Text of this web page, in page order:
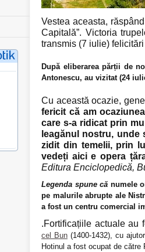
Vestea aceasta,
Capitală”. Victoria
transmis (7 iulie)
După eliberarea părții de
Antonescu, au vizitat (24
Cu această ocazie,
fericit că am
care s-a ridicat prin
leagănul nostru,
zidit din temelii, prin
vedeți aici e opera
Editura Enciclopedică,
Legenda spune că numele
pe malurile abrupte ale
a fost un centru comercial
.Fortificațiile actuale au
cel Bun(1400-1432), cu
Hotinul a fost ocupat de către